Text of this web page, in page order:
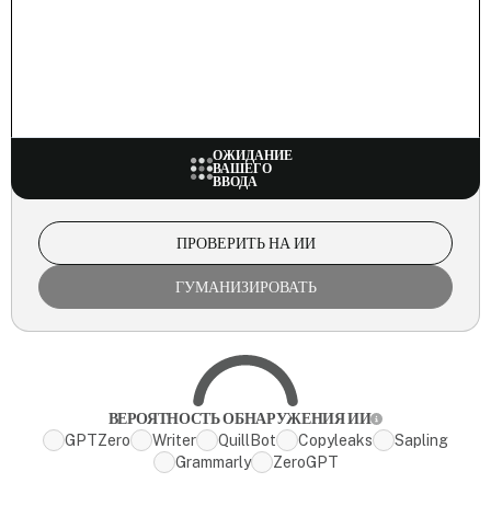
ОЖИДАНИЕ
ВАШЕГО
ВВОДА
ПРОВЕРИТЬ НА ИИ
ГУМАНИЗИРОВАТЬ
ВЕРОЯТНОСТЬ ОБНАРУЖЕНИЯ ИИ
GPTZero
Writer QuillBot Copyleaks
Sapling
Grammarly
ZeroGPT